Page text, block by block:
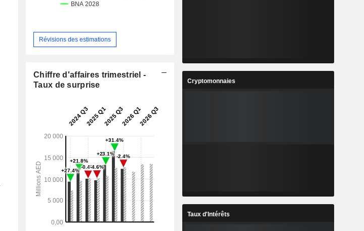
Révisions des estimations
Chiffre d'affaires trimestriel -
Taux de surprise
Cryptomonnaies
Taux d'Intérêts